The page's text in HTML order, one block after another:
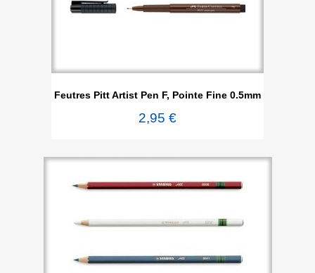
Feutres Pitt Artist Pen F, Pointe Fine 0.5mm
2,95 €